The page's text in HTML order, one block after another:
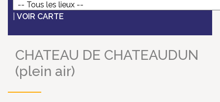
VOIR CARTE
CHATEAU DE CHATEAUDUN
(plein air)